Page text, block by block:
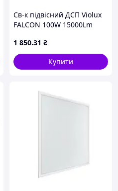
Св-к підвісний ДСП Violux
FALCON 100W 15000Lm
1 850.31 ₴
Купити